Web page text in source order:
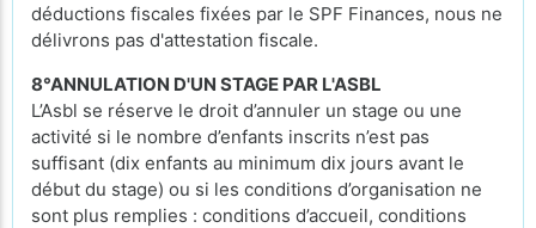
déductions fiscales fixées par le SPF Finances, nous ne
délivrons pas d'attestation fiscale.
8°ANNULATION D'UN STAGE PAR L'ASBL
L’Asbl se réserve le droit d’annuler un stage ou une
activité si le nombre d’enfants inscrits n’est pas
suffisant (dix enfants au minimum dix jours avant le
début du stage) ou si les conditions d’organisation ne
sont plus remplies : conditions d’accueil, conditions